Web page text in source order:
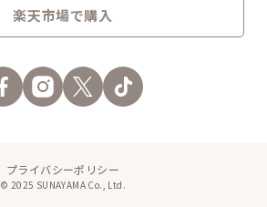
楽天市場で購入
© 2025 SUNAYAMA Co., Ltd.
プライバシーポリシー